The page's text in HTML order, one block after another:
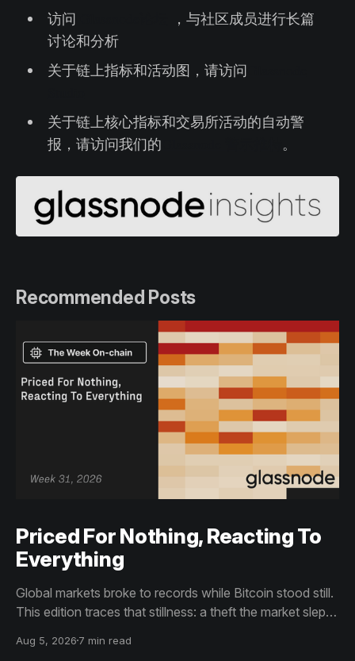
访问
，与社区成员进行长篇
讨论和分析
关于链上指标和活动图，请访问
关于链上核心指标和交易所活动的自动警
报，请访问我们的
。
Recommended Posts
Priced For Nothing, Reacting To
Everything
Global markets broke to records while Bitcoin stood still.
This edition traces that stillness: a theft the market slept
than capitulation, and an options market priced for
Aug 5, 2026 7 min read